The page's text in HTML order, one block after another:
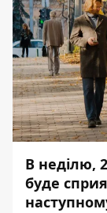
В неділю,
буде